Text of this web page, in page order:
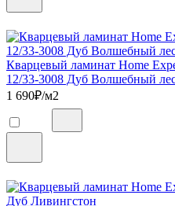
Кварцевый ламинат Home
12/33-3008 Дуб Волшебный
1 690₽/м2